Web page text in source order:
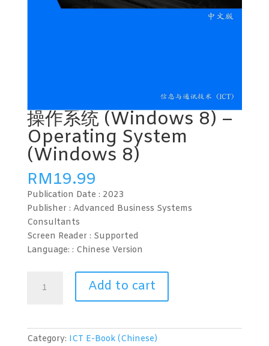
操作系统 (Windows 8) –
Operating System
(Windows 8)
RM19.99
Publication Date : 2023
Publisher : Advanced Business Systems
Consultants
Screen Reader : Supported
Language: : Chinese Version
(Windows
Add to cart
Category: ICT E-Book (Chinese)